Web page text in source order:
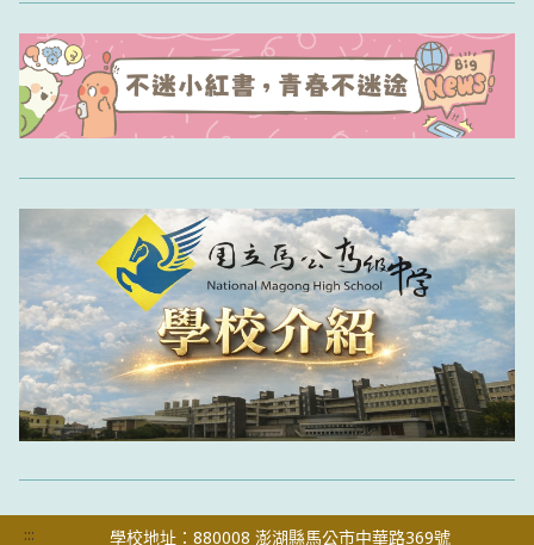
::: 學校地址：880008 澎湖縣馬公市中華路369號